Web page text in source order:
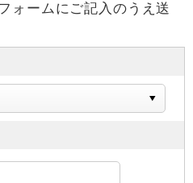
ォームにご記入のうえ送